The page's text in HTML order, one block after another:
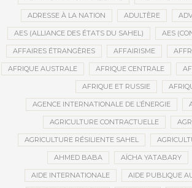
ADRESSE À LA NATION ADULTÈRE
AES (ALLIANCE DES ÉTATS DU SAHEL) AES
AFFAIRES ÉTRANGÈRES AFFAIRISME
AFRIQUE AUSTRALE AFRIQUE CENTRALE
AFRIQUE ET RUSSIE
AGENCE INTERNATIONALE DE L’ÉNERGIE
AGRICULTURE CONTRACTUELLE
AGRICULTURE RÉSILIENTE SAHEL
AHMED BABA AÏCHA YATABARY
AIDE INTERNATIONALE AIDE PUBLIQUE